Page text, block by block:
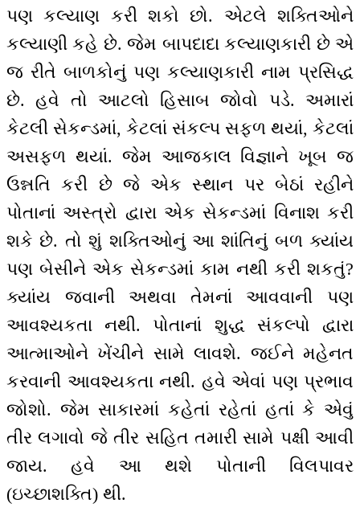
પણ કલ્યાણ કરી શકો છો. એટલે શક્તિઓને
કલ્યાણી કહે છે. જેમ બાપદાદા કલ્યાણકારી છે એ
જ રીતે બાળકોનું પણ કલ્યાણકારી નામ પ્રસિદ્ધ
છે. હવે તો આટલો હિસાબ જોવો પડે. અમારાં
કેટલી સેકન્ડમાં, કેટલાં સંકલ્પ સફળ થયાં, કેટલાં
અસફળ થયાં. જેમ આજકાલ વિજ્ઞાને ખૂબ જ
ઉન્નતિ કરી છે જે એક સ્થાન પર બેઠાં રહીને
પોતાનાં અસ્ત્રો દ્વારા એક સેકન્ડમાં વિનાશ કરી
શકે છે. તો શું શક્તિઓનું આ શાંતિનું બળ ક્યાંય
પણ બેસીને એક સેકન્ડમાં કામ નથી કરી શકતું?
ક્યાંય જવાની અથવા તેમનાં આવવાની પણ
આવશ્યકતા નથી. પોતાનાં શુદ્ધ સંકલ્પો દ્વારા
આત્માઓને ખેંચીને સામે લાવશે. જઈને મહેનત
કરવાની આવશ્યકતા નથી. હવે એવાં પણ પ્રભાવ
જોશો. જેમ સાકારમાં કહેતાં રહેતાં હતાં કે એવું
તીર લગાવો જે તીર સહિત તમારી સામે પક્ષી આવી
જાય. હવે આ થશે પોતાની વિલપાવર
(ઇચ્છાશક્તિ) થી.